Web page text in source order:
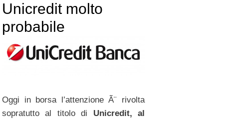
Unicredit molto
probabile
Oggi in borsa l’attenzione Ã¨ rivolta
sopratutto al titolo di Unicredit, al